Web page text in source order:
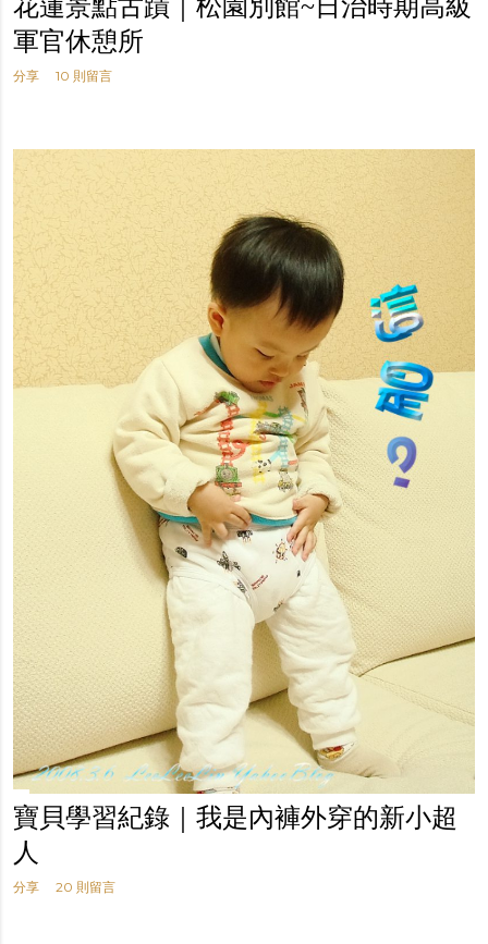
花蓮景點古蹟｜松園別館~日治時期高級
軍官休憩所
分享 10 則留言
寶貝學習紀錄｜我是內褲外穿的新小超
人
分享 20 則留言